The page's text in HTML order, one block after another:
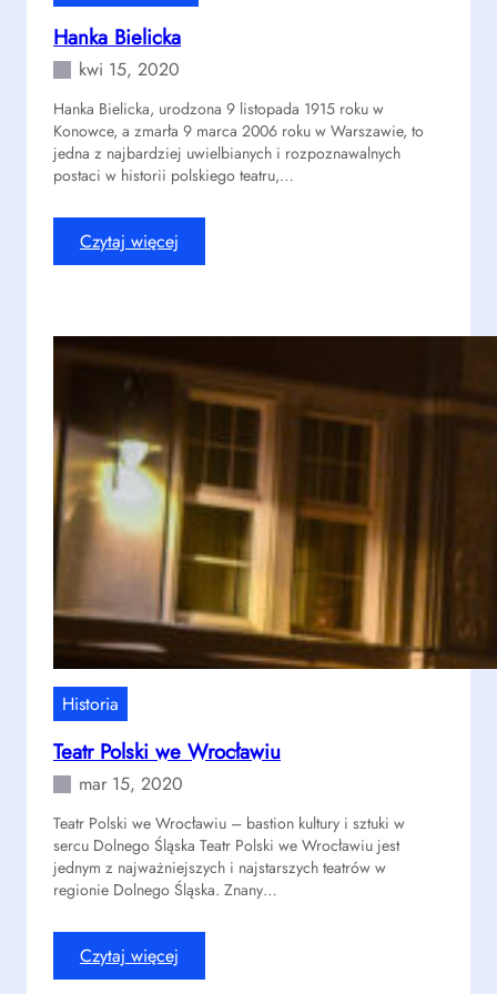
w
i
e
Hanka Bielicka
kwi 15, 2020
Hanka Bielicka, urodzona 9 listopada 1915 roku w
Konowce, a zmarła 9 marca 2006 roku w Warszawie, to
jedna z najbardziej uwielbianych i rozpoznawalnych
postaci w historii polskiego teatru,…
Czytaj więcej
H
k
a
e
l
i
k
Historia
Teatr Polski we Wrocławiu
mar 15, 2020
Teatr Polski we Wrocławiu – bastion kultury i sztuki w
sercu Dolnego Śląska Teatr Polski we Wrocławiu jest
jednym z najważniejszych i najstarszych teatrów w
regionie Dolnego Śląska. Znany…
Czytaj więcej
T